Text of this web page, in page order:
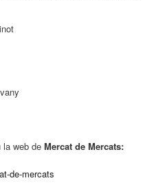
la web deMercat de Mercats:
de-mercats